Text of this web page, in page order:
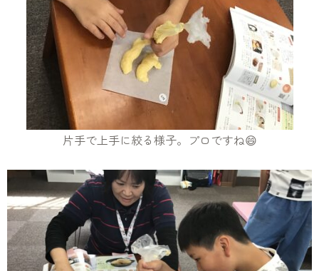
片手で上手に絞る様子。プロですね😄